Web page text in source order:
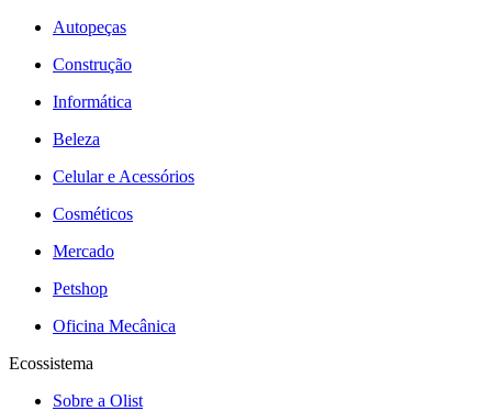
Autopeças
Construção
Informática
Beleza
Celular e Acessórios
Cosméticos
Mercado
Petshop
Oficina Mecânica
Ecossistema
Sobre a Olist